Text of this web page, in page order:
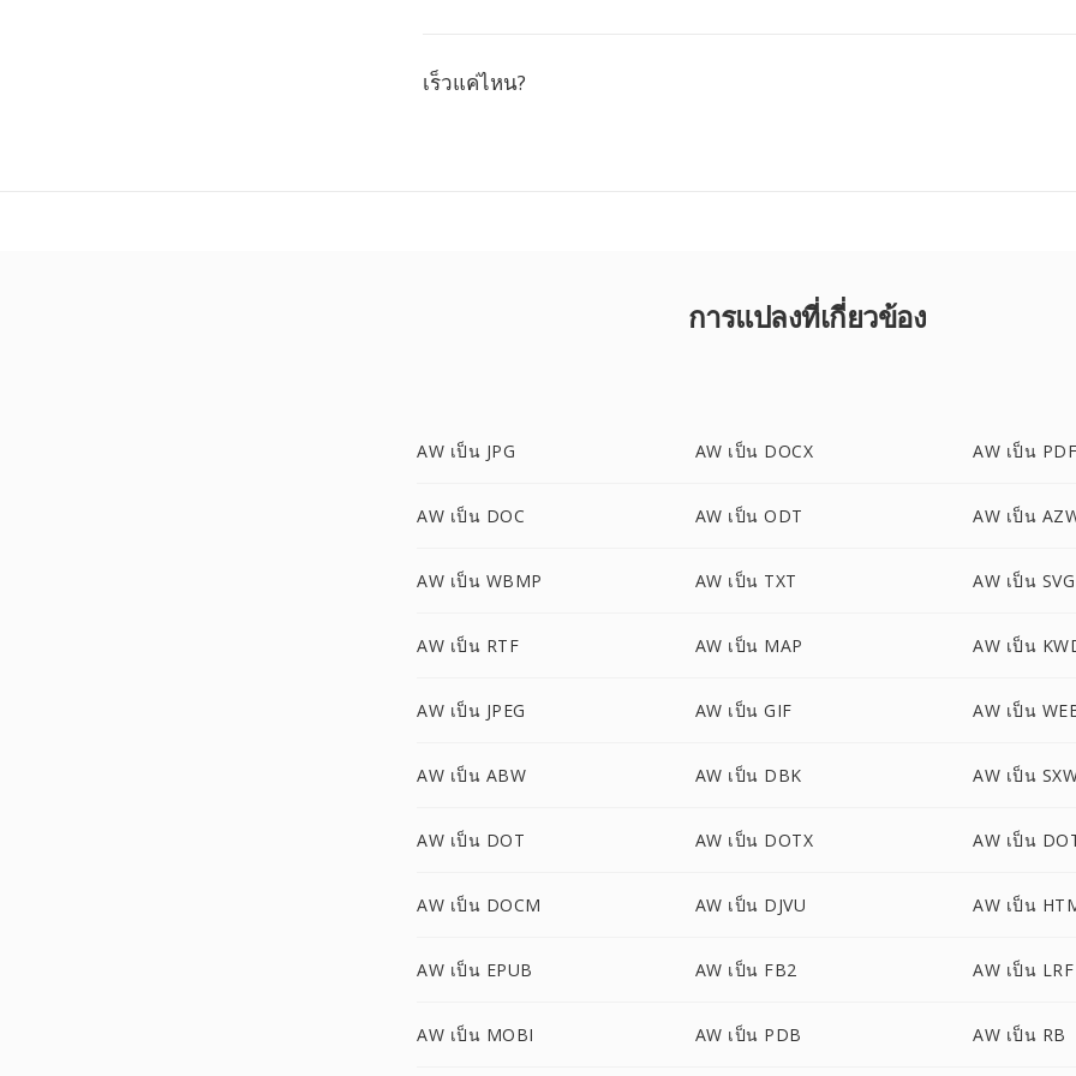
เร็วแค่ไหน?
การแปลงที่เกี่ยวข้อง
AW เป็น JPG AW เป็น DOCX AW เป็น
AW เป็น DOC AW เป็น ODT AW เป็น
AW เป็น WBMP AW เป็น TXT AW เป็น SVG
AW เป็น RTF AW เป็น MAP AW เป็น
AW เป็น JPEG AW เป็น GIF AW เป็น
AW เป็น ABW AW เป็น DBK AW เป็น
AW เป็น DOT AW เป็น DOTX AW เป็น
AW เป็น DOCM AW เป็น DJVU AW เป็น
AW เป็น EPUB AW เป็น FB2 AW เป็น LRF
AW เป็น MOBI AW เป็น PDB AW เป็น RB